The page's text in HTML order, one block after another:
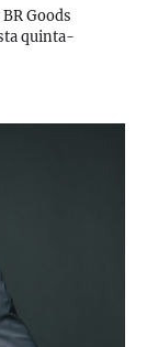
Goods
quinta-